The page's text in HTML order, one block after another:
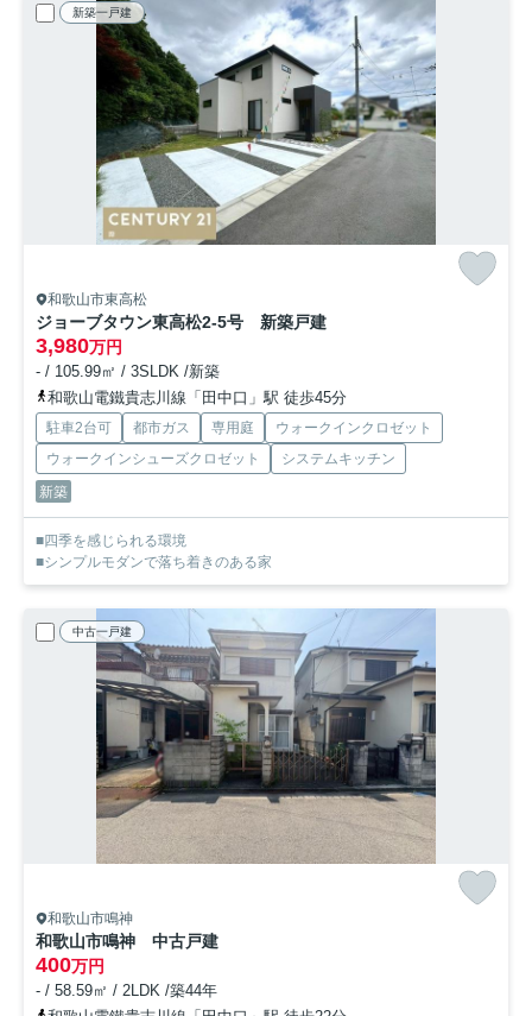
新築一戸建
和歌山市東高松
ジョーブタウン東高松2-5号 新築戸建
3,980万円
- / 105.99㎡ / 3SLDK /新築
和歌山電鐵貴志川線「田中口」駅 徒歩45分
駐車2台可 都市ガス 専用庭
ウォークインクロゼット
ウォークインシューズクロゼット
システムキッチン
新築
■四季を感じられる環境
■シンプルモダンで落ち着きのある家
中古一戸建
和歌山市鳴神
和歌山市鳴神 中古戸建
400万円
- / 58.59㎡ / 2LDK /築44年